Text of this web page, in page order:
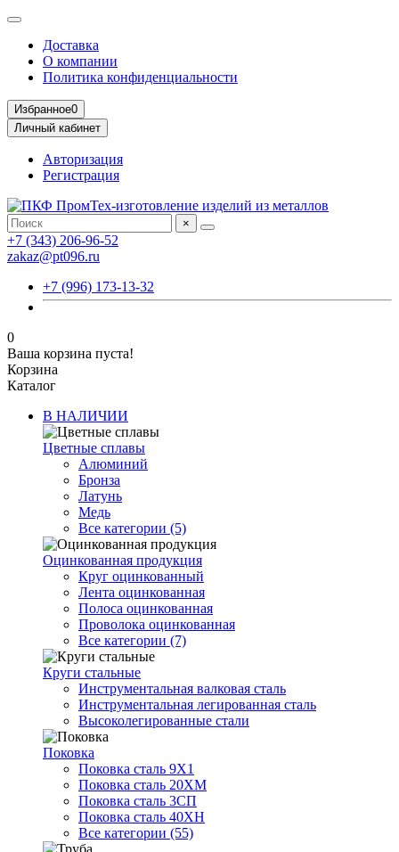
Доставка
О компании
Политика конфиденциальности
Избранное0
Личный кабинет
Авторизация
Регистрация
×
+7 (343) 206-96-52
zakaz@pt096.ru
+7 (996) 173-13-32
0
Ваша корзина пуста!
Корзина
Каталог
В НАЛИЧИИ
Цветные сплавы
Алюминий
Бронза
Латунь
Медь
Все категории (5)
Оцинкованная продукция
Круг оцинкованный
Лента оцинкованная
Полоса оцинкованная
Проволока оцинкованная
Все категории (7)
Круги стальные
Инструментальная валковая сталь
Инструментальная легированная сталь
Высоколегированные стали
Поковка
Поковка сталь 9Х1
Поковка сталь 20ХМ
Поковка сталь 3СП
Поковка сталь 40ХН
Все категории (55)